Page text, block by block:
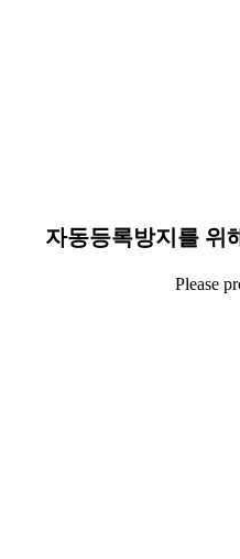
자동등록방지를 위
Please